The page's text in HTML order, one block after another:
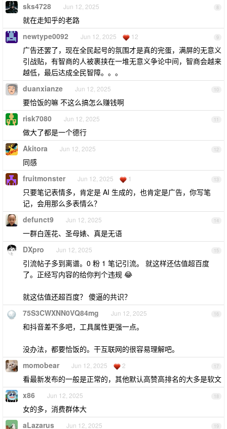
8
sks4728 Jun 12, 2025
就在走知乎的老路
9
newtype0092 Jun 12, 2025 12
广告还罢了，现在全民起号的氛围才是真的完蛋，满屏的无意义
引战贴，有智商的人被裹挟在一堆无意义争论中间，智商会越来
越低，最后达成全民智障。。。
10
duanxianze Jun 12, 2025
要恰饭的嘛 不这么搞怎么赚钱啊
11
risk7080 Jun 12, 2025
做大了都是一个德行
12
Akitora Jun 12, 2025
同感
13
fruitmonster Jun 12, 2025 1
只要笔记表情多，肯定是 AI 生成的，也肯定是广告，你写笔
记，会用那么多表情么？
14
defunct9 Jun 12, 2025
一群白莲花、圣母婊、真是无语
15
DXpro Jun 12, 2025
引流帖子多到离谱。0 粉 1 笔记引流。 就这样还估值超百度
了。正经写内容的给你判个违规 😂
就这估值还超百度？ 傻逼的共识？
16
75S3CWXNN0VQ84mg Jun 12, 2025
和抖音差不多吧，工具属性更强一点。
没办法，都要恰饭的。干互联网的很容易理解吧。
17
momobear Jun 12, 2025 2
看最新发布的一般是正常的，其他默认高赞高排名的大多是软文
18
x86 Jun 12, 2025
女的多，消费群体大
19
aLazarus Jun 12, 2025